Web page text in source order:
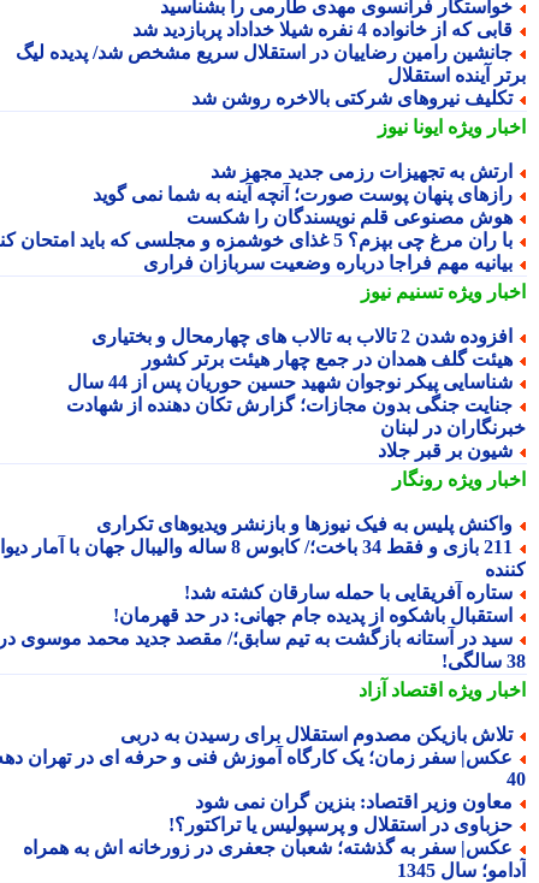
فرانسوی مهدی طارمی را بشناسید
که از خانواده 4 نفره شیلا خداداد پربازدید شد
رامین رضاییان در استقلال سریع مشخص شد/ پدیده لیگ
آینده استقلال
نیروهای شرکتی بالاخره روشن شد
ویژهایونا نیوز
به تجهیزات رزمی جدید مجهز شد
پنهان پوست صورت؛ آنچه آینه به شما نمی گوید
مصنوعی قلم نویسندگان را شکست
ران مرغ چی بپزم؟ 5 غذای خوشمزه و مجلسی که باید امتحان کنید
مهم فراجا درباره وضعیت سربازان فراری
ویژهتسنیم نیوز
شدن 2 تالاب به تالاب های چهارمحال و بختیاری
گلف همدان در جمع چهار هیئت برتر کشور
پیکر نوجوان شهید حسین حوریان پس از 44 سال
جنگی بدون مجازات؛ گزارش تکان دهنده از شهادت
در لبنان
بر قبر جلاد
ویژهرونگار
پلیس به فیک نیوزها و بازنشر ویدیوهای تکراری
211 بازی و فقط 34 باخت؛/ کابوس 8 ساله والیبال جهان با آمار دیوانه
آفریقایی با حمله سارقان کشته شد!
باشکوه از پدیده جام جهانی: در حد قهرمان!
در آستانه بازگشت به تیم سابق؛/ مقصد جدید محمد موسوی در
ویژهاقتصاد آزاد
بازیکن مصدوم استقلال برای رسیدن به دربی
سفر زمان؛ یک کارگاه آموزش فنی و حرفه ای در تهران دهه
وزیر اقتصاد: بنزین گران نمی شود
در استقلال و پرسپولیس یا تراکتور؟!
سفر به گذشته؛ شعبان جعفری در زورخانه اش به همراه
سال 1345